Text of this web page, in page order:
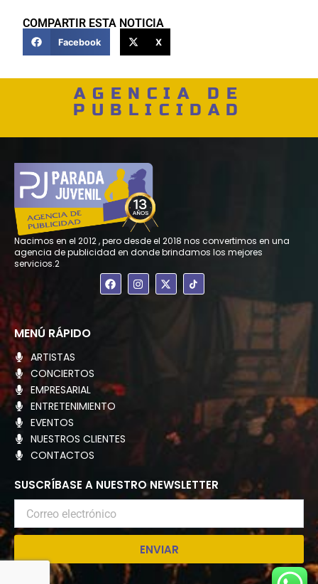
COMPARTIR ESTA NOTICIA
Facebook X
AGENCIA DE
PUBLICIDAD
Nacimos en el 2012 , pero desde el 2018 nos convertimos en una
agencia de publicidad en donde brindamos los mejores
servicios.2
F
a
c
I
n
s
X
-
t
MENÚ RÁPIDO
ARTISTAS
CONCIERTOS
EMPRESARIAL
ENTRETENIMIENTO
EVENTOS
NUESTROS CLIENTES
CONTACTOS
SUSCRÍBASE A NUESTRO NEWSLETTER
electrónico
ENVIAR